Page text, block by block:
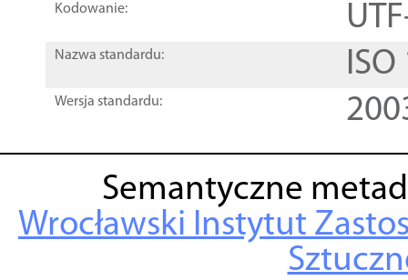
Kodowanie:
Nazwa standardu:
Wersja standardu:
Semantyczne
Wrocławski Instytut